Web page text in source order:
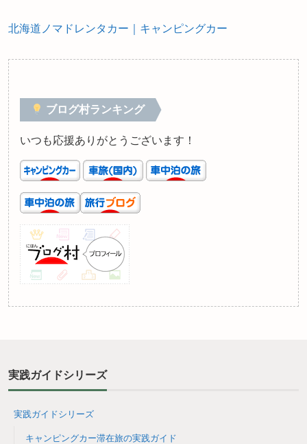
北海道ノマドレンタカー｜キャンピングカー
ブログ村ランキング
いつも応援ありがとうございます！
実践ガイドシリーズ
実践ガイドシリーズ
キャンピングカー滞在旅の実践ガイド